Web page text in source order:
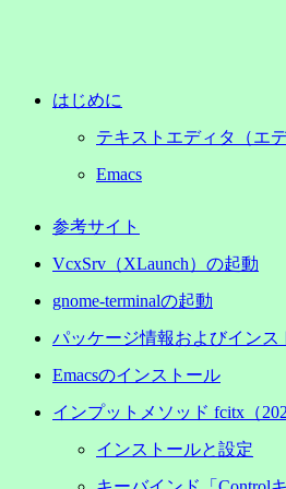
はじめに
テキストエディタ（エデ
Emacs
参考サイト
VcxSrv（XLaunch）の起動
gnome-terminalの起動
パッケージ情報およびインス
Emacsのインストール
インプットメソッド fcitx（
インストールと設定